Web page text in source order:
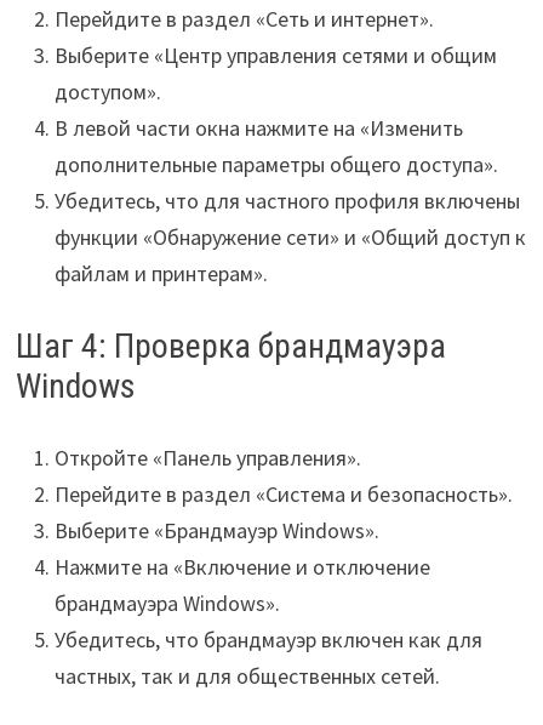
Перейдите в раздел «Сеть и интернет».
Выберите «Центр управления сетями и общим
доступом».
В левой части окна нажмите на «Изменить
дополнительные параметры общего доступа».
Убедитесь, что для частного профиля включены
функции «Обнаружение сети» и «Общий доступ к
файлам и принтерам».
Шаг 4: Проверка брандмауэра
Windows
Откройте «Панель управления».
Перейдите в раздел «Система и безопасность».
Выберите «Брандмауэр Windows».
Нажмите на «Включение и отключение
брандмауэра Windows».
Убедитесь, что брандмауэр включен как для
частных, так и для общественных сетей.